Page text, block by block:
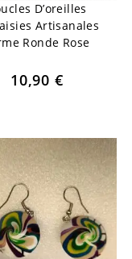
D’oreilles
Artisanales
Ronde Rose
10,90 €